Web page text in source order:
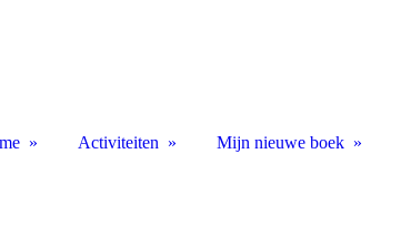
Activiteiten Mijn nieuwe boek